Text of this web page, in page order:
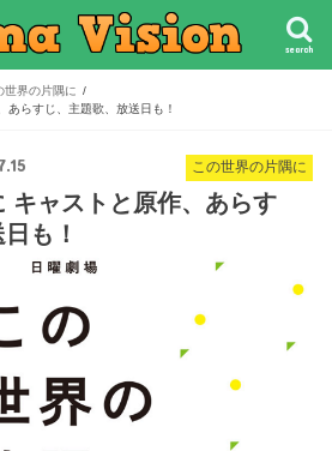
search
世界の片隅に
あらすじ、主題歌、放送日も！
この世界の片隅に
キャストと原作、あらす
も！